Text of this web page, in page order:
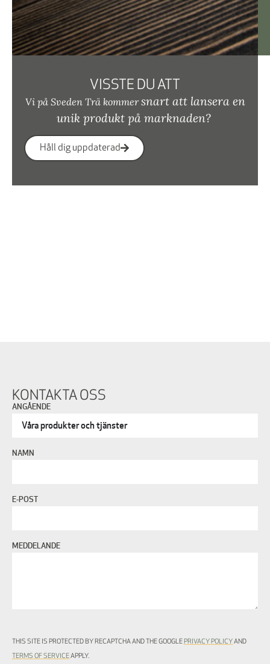
VISSTE DU ATT
Vi på Sveden Trä kommersnart att lansera en
unik produkt på marknaden?
Håll dig uppdaterad
KONTAKTA OSS
ANGÅENDE
NAMN
E-POST
MEDDELANDE
THIS SITE IS PROTECTED BY RECAPTCHA AND THE GOOGLE PRIVACY POLICY AND
TERMS OF SERVICEAPPLY.